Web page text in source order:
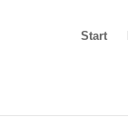
Start